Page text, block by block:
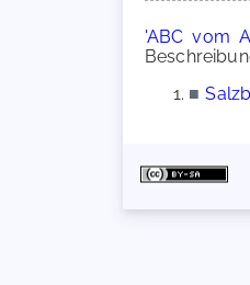
'ABC vom
■